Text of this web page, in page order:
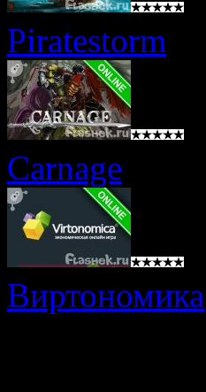
Piratestorm
Carnage
Виртономика